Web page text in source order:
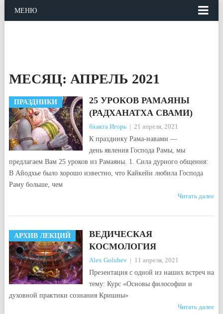
МЕНЮ
МЕСЯЦ: АПРЕЛЬ 2021
ПРАЗДНИКИ
25 УРОКОВ РАМАЯНЫ
(РАДХАНАТХА СВАМИ)
бхакта Игорь | 21 апреля, 2021
К празднику Рама-навами —
день явления Господа Рамы, мы
предлагаем Вам 25 уроков из Рамаяны. 1. Сила дурного общения:
В Айодхье было хорошо известно, что Кайкейи любила Господа
Раму больше, чем
Читать далее
АРХИВ ЛЕКЦИЙ
ВЕДИЧЕСКАЯ
КОСМОЛОГИЯ
Alex Golubev | 11 апреля, 2021
Презентация с одной из наших встреч на
тему: Курс «Основы философии и
духовной практики сознания Кришны»
Читать далее